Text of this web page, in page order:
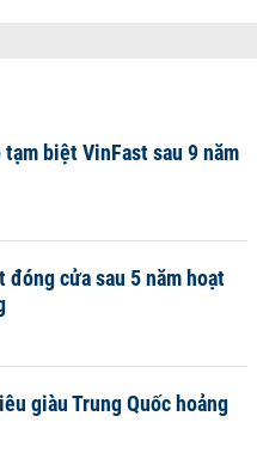
biệt VinFast sau 9 năm
cửa sau 5 năm hoạt
giàu Trung Quốc hoảng